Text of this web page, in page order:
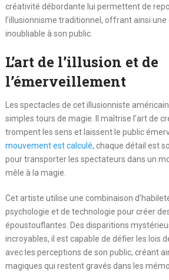
créativité débordante lui permettent de
l’illusionnisme traditionnel, offrant ainsi
inoubliable à son public.
L’art de l’illusion et de
l’émerveillement
Les spectacles de cet illusionniste
simples tours de magie. Il maîtrise l’art de
trompent les sens et laissent le public
mouvement est calculé, chaque détail est
pour transporter les spectateurs dans un
mêle à la magie.
Cet artiste utilise une combinaison
psychologie et de technologie pour créer
époustouflantes. Des disparitions
incroyables, il est capable de défier les lois
avec les perceptions de son public, créant
magiques qui restent gravés dans les